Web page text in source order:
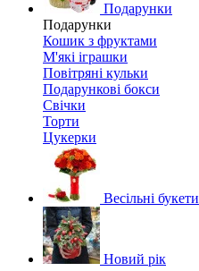
Подарунки
Подарунки
Кошик з фруктами
М'які іграшки
Повітряні кульки
Подарункові бокси
Свічки
Торти
Цукерки
Весільні букети
Новий рік